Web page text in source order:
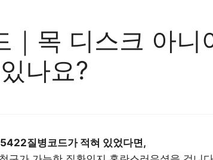
목 디스크 아니
나요?
질병코드가 적혀 있었다면,